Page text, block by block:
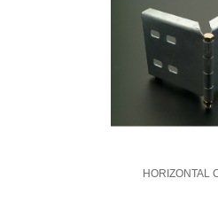
HORIZONTAL